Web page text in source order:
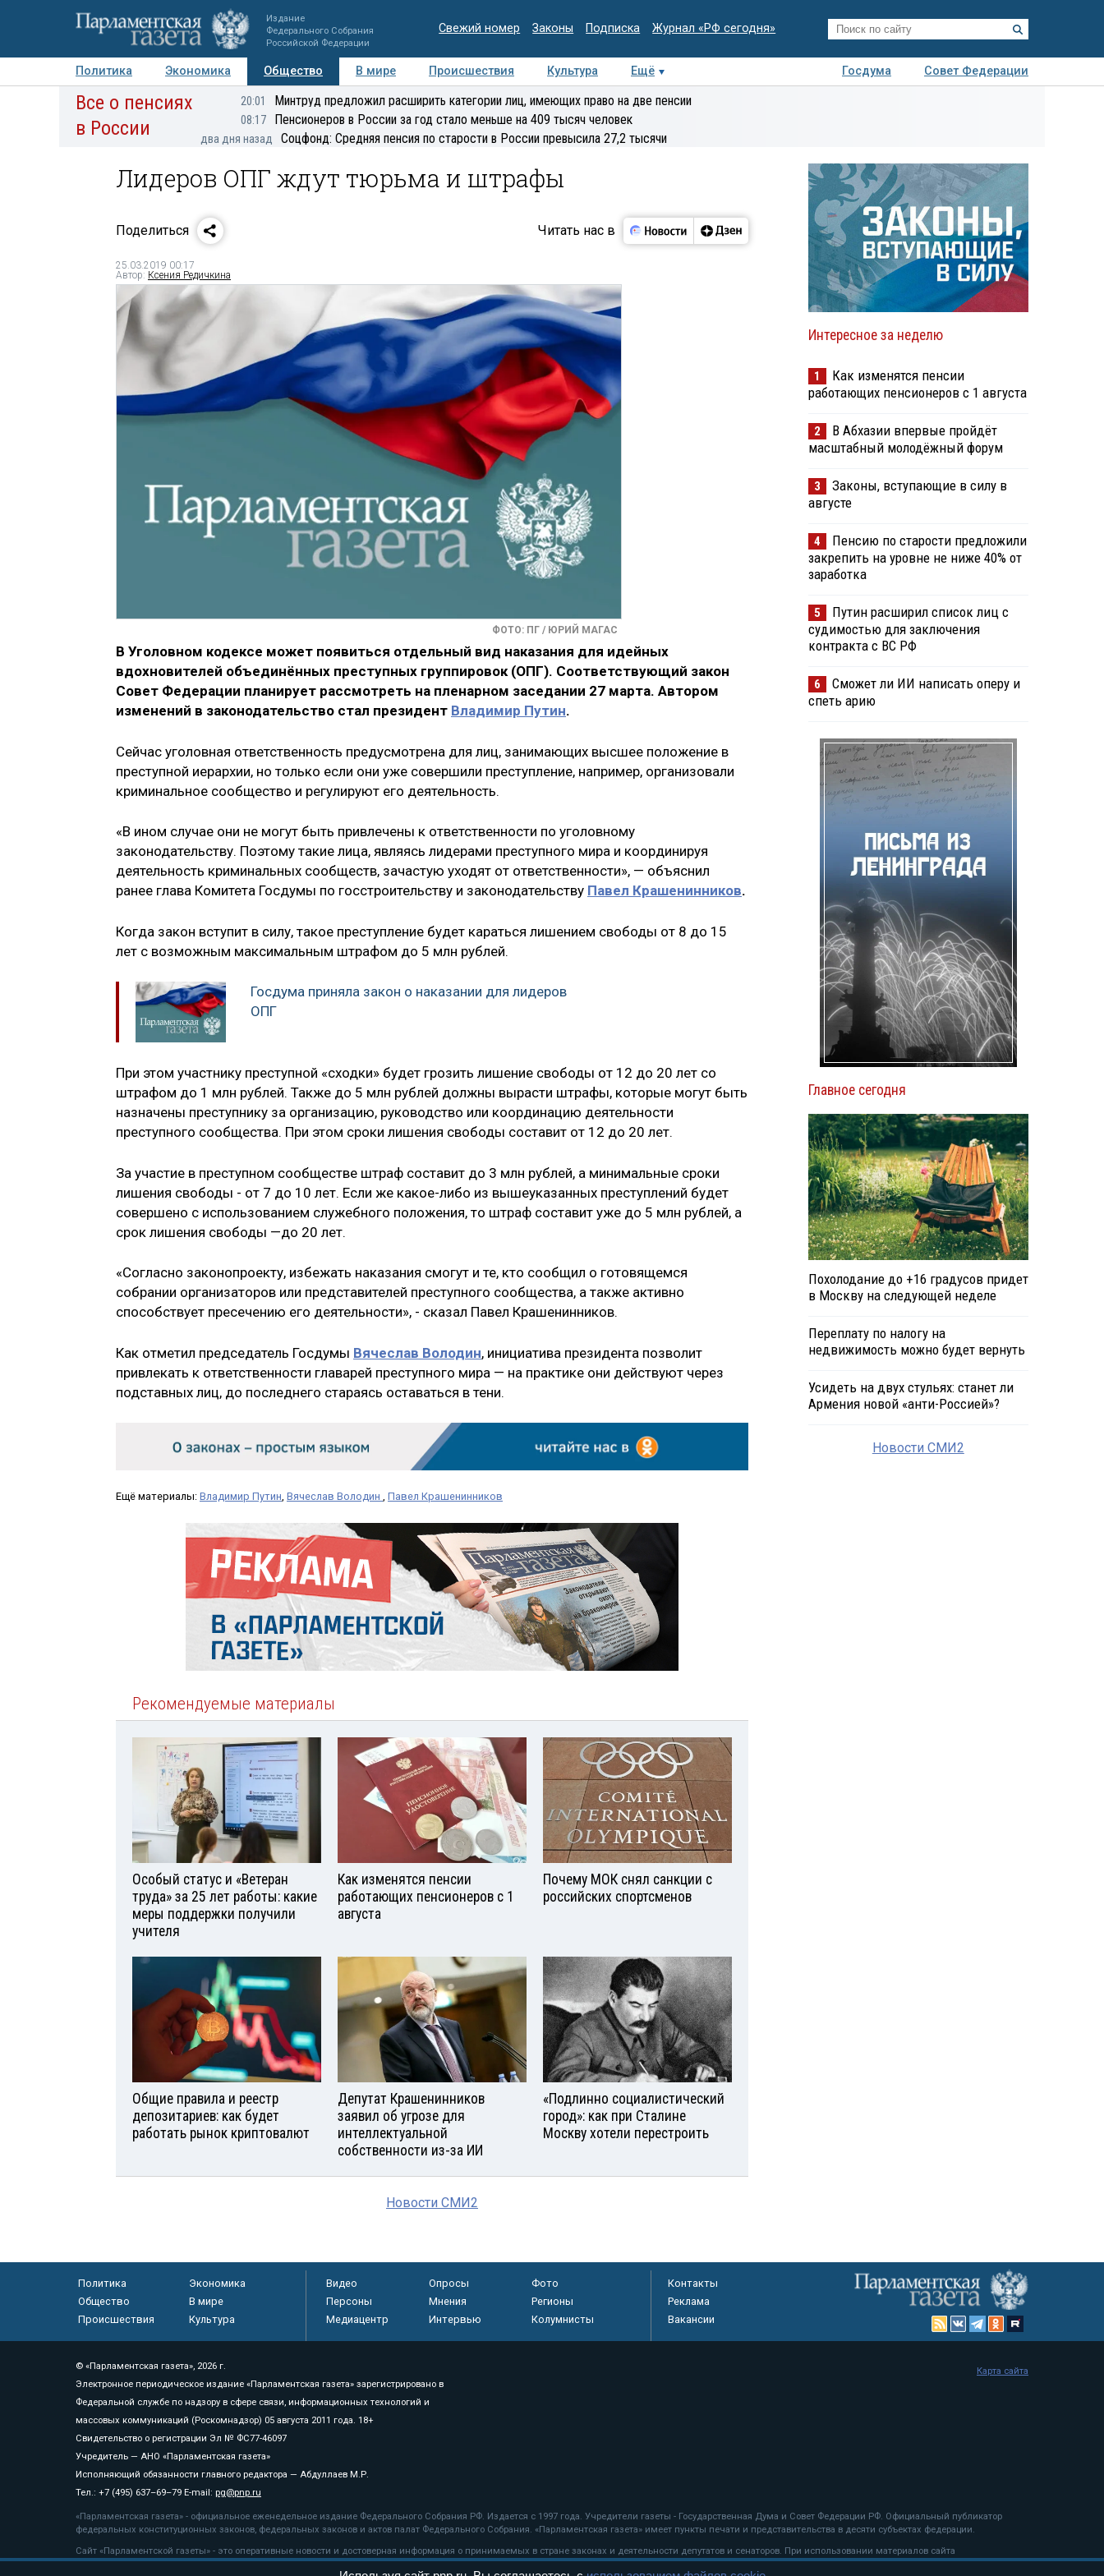
Издание
Федерального Собрания
Российской Федерации
Свежий номер Законы Подписка Журнал «РФ сегодня»
Политика Экономика Общество В мире Происшествия Культура Ещё Госдума
Совет Федерации
Авторы Персоны Мнения Регионы Медиацентр Интервью Колумнисты
Деловая
Все о пенсиях
в России
20:01 Минтруд предложил расширить категории лиц, имеющих право на две пенсии
08:17 Пенсионеров в России за год стало меньше на 409 тысяч человек
два дня назад Соцфонд: Средняя пенсия по старости в России превысила 27,2 тысячи
Лидеров ОПГ ждут тюрьма и штрафы
Поделиться Читать нас в
25.03.2019 00:17
Автор: Ксения Редичкина
ФОТО: ПГ / ЮРИЙ МАГАС
В Уголовном кодексе может появиться отдельный вид наказания для идейных
вдохновителей объединённых преступных группировок (ОПГ). Соответствующий закон
Совет Федерации планирует рассмотреть на пленарном заседании 27 марта. Автором
изменений в законодательство стал президент Владимир Путин.
Сейчас уголовная ответственность предусмотрена для лиц, занимающих высшее положение в
преступной иерархии, но только если они уже совершили преступление, например, организовали
криминальное сообщество и регулируют его деятельность.
«В ином случае они не могут быть привлечены к ответственности по уголовному
законодательству. Поэтому такие лица, являясь лидерами преступного мира и координируя
деятельность криминальных сообществ, зачастую уходят от ответственности», — объяснил
ранее глава Комитета Госдумы по госстроительству и законодательству Павел Крашенинников.
Когда закон вступит в силу, такое преступление будет караться лишением свободы от 8 до 15
лет с возможным максимальным штрафом до 5 млн рублей.
Госдума приняла закон о наказании для лидеров
ОПГ
При этом участнику преступной «сходки» будет грозить лишение свободы от 12 до 20 лет со
штрафом до 1 млн рублей.​ Также​ до 5 млн рублей должны вырасти штрафы, которые могут быть
назначены преступнику за организацию, руководство или координацию деятельности
преступного сообщества. При этом сроки лишения свободы составит от 12 до 20 лет.
За​ участие в преступном сообществе штраф составит до 3 млн рублей, а минимальные сроки
лишения свободы - от 7 до 10 лет. Если же какое-либо из вышеуказанных преступлений будет
совершено с использованием служебного положения, то штраф составит уже до 5 млн рублей, а
срок лишения свободы —до 20 лет.
«Согласно законопроекту, избежать наказания смогут и те, кто сообщил о готовящемся
собрании организаторов или представителей преступного сообщества, а также активно
способствует пресечению его деятельности», -​ сказал Павел Крашенинников.
Как отметил председатель Госдумы Вячеслав Володин, инициатива президента позволит
привлекать к ответственности главарей преступного мира — на практике они действуют через
подставных лиц, до последнего стараясь оставаться в тени.
Ещё материалы: Владимир Путин, Вячеслав Володин , Павел Крашенинников
Рекомендуемые материалы
Особый статус и «Ветеран
труда» за 25 лет работы: какие
меры поддержки получили
учителя
Как изменятся пенсии
работающих пенсионеров с 1
августа
Почему МОК снял санкции с
российских спортсменов
Общие правила и реестр
депозитариев: как будет
работать рынок криптовалют
Депутат Крашенинников
заявил об угрозе для
интеллектуальной
собственности из-за ИИ
«Подлинно социалистический
город»: как при Сталине
Москву хотели перестроить
Новости СМИ2
Интересное за неделю
1
Как изменятся пенсии
работающих пенсионеров с 1 августа
2
В Абхазии впервые пройдёт
масштабный молодёжный форум
3
Законы, вступающие в силу в
августе
4
Пенсию по старости предложили
закрепить на уровне не ниже 40% от
заработка
5
Путин расширил список лиц с
судимостью для заключения
контракта с ВС РФ
6
Сможет ли ИИ написать оперу и
спеть арию
Главное сегодня
Похолодание до +16 градусов придет
в Москву на следующей неделе
Переплату по налогу на
недвижимость можно будет вернуть
Усидеть на двух стульях: станет ли
Армения новой «анти-Россией»?
Новости СМИ2
Политика
Экономика
Общество
В мире
Происшествия
Культура
Видео Опросы
Фото
Персоны
Мнения
Регионы
Медиацентр
Интервью Колумнисты
Контакты
Реклама
Вакансии
© «Парламентская газета», 2026 г.
Электронное периодическое издание «Парламентская газета» зарегистрировано в
Федеральной службе по надзору в сфере связи, информационных технологий и
массовых коммуникаций (Роскомнадзор) 05 августа 2011 года. 18+
Свидетельство о регистрации Эл № ФС77-46097
Учредитель — АНО «Парламентская газета»
Исполняющий обязанности главного редактора — Абдуллаев М.Р.
Тел.: +7 (495) 637–69–79 E-mail: pg@pnp.ru
«Парламентская газета» - официальное еженедельное издание Федерального Собрания РФ. Издается с 1997 года. Учредители газеты - Государственная Дума и Совет Федерации РФ. Официальный публикатор
федеральных конституционных законов, федеральных законов и актов палат Федерального Собрания. «Парламентская газета» имеет пункты печати и представительства в десяти субъектах федерации.
Сайт «Парламентской газеты» - это оперативные новости и достоверная информация о принимаемых в стране законах и деятельности депутатов и сенаторов. При использовании материалов сайта
«Парламентской газеты» активная ссылка на pnp.ru обязательна.
Карта сайта